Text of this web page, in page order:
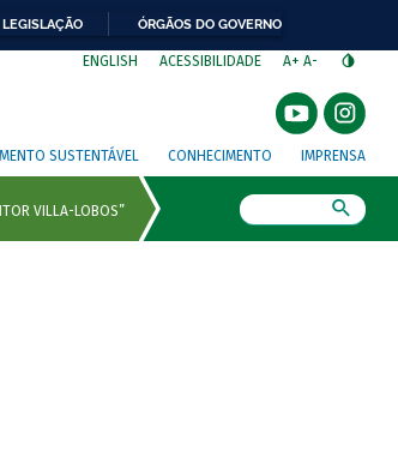
LEGISLAÇÃO ÓRGÃOS DO GOVERNO
ENGLISH ACESSIBILIDADE A+ A-
SUSTENTÁVEL CONHECIMENTO IMPRENSA